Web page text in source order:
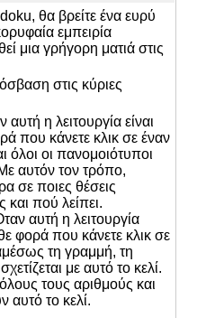
θα βρείτε ένα ευρύ
εμπειρία
μια γρήγορη ματιά στις
στις κύριες
η λειτουργία είναι
που κάνετε κλικ σε έναν
όλοι οι πανομοιότυποι
αυτόν τον τρόπο,
σε ποιες θέσεις
και πού λείπει.
αυτή η λειτουργία
φορά που κάνετε κλικ σε
τη γραμμή, τη
με αυτό το κελί.
τους αριθμούς και
αυτό το κελί.